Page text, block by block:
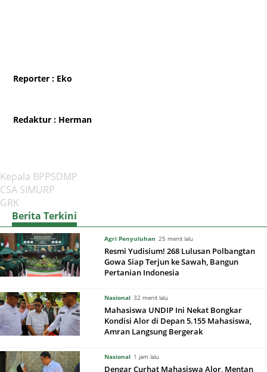
Reporter : Eko
Redaktur : Herman
Kepala BPPSDMP
CSA SIMURP
GRK
Berita Terkini
Agri Penyuluhan 25 menit lalu
Resmi Yudisium! 268 Lulusan Polbangtan
Gowa Siap Terjun ke Sawah, Bangun
Pertanian Indonesia
Nasional 32 menit lalu
Mahasiswa UNDIP Ini Nekat Bongkar
Kondisi Alor di Depan 5.155 Mahasiswa,
Amran Langsung Bergerak
Nasional 1 jam lalu
Dengar Curhat Mahasiswa Alor, Mentan